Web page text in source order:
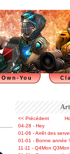
Own-You
<< Précédent
04-28 - Hey
01-06 - Arrêt des
01-01 - Bonne année !
11-11 - Q4Mon